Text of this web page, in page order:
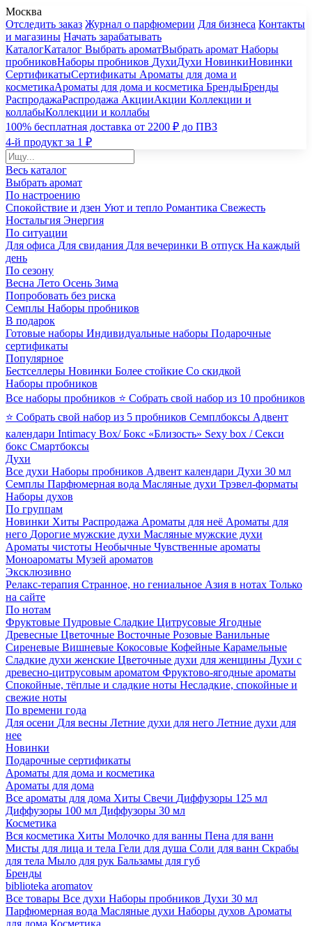
Москва
Отследить заказ Журнал о парфюмерии Для бизнеса Контакты
и магазины Начать зарабатывать
КаталогКаталог Выбрать ароматВыбрать аромат Наборы
пробниковНаборы пробников ДухиДухи НовинкиНовинки
СертификатыСертификаты Ароматы для дома и
косметикаАроматы для дома и косметика БрендыБренды
РаспродажаРаспродажа АкцииАкции Коллекции и
коллабыКоллекции и коллабы
100% бесплатная доставка от 2200 ₽ до ПВЗ
4-й продукт за 1 ₽
Весь каталог
Выбрать аромат
По настроению
Спокойствие и дзен Уют и тепло Романтика Свежесть
Ностальгия Энергия
По ситуации
Для офиса Для свидания Для вечеринки В отпуск На каждый
день
По сезону
Весна Лето Осень Зима
Попробовать без риска
Семплы Наборы пробников
В подарок
Готовые наборы Индивидуальные наборы Подарочные
сертификаты
Популярное
Бестселлеры Новинки Более стойкие Со скидкой
Наборы пробников
Все наборы пробников ⭐ Собрать свой набор из 10 пробников
⭐ Собрать свой набор из 5 пробников Семплбоксы Адвент
календари Intimacy Box/ Бокс «Близость» Sexy box / Секси
бокс Смартбоксы
Духи
Все духи Наборы пробников Адвент календари Духи 30 мл
Семплы Парфюмерная вода Масляные духи Трэвел-форматы
Наборы духов
По группам
Новинки Хиты Распродажа Ароматы для неё Ароматы для
него Дорогие мужские духи Масляные мужские духи
Ароматы чистоты Необычные Чувственные ароматы
Моноароматы Музей ароматов
Эксклюзивно
Релакс-терапия Странное, но гениальное Азия в нотах Только
на сайте
По нотам
Фруктовые Пудровые Сладкие Цитрусовые Ягодные
Древесные Цветочные Восточные Розовые Ванильные
Сиреневые Вишневые Кокосовые Кофейные Карамельные
Сладкие духи женские Цветочные духи для женщины Духи с
древесно-цитрусовым ароматом Фруктово-ягодные ароматы
Спокойные, тёплые и сладкие ноты Несладкие, спокойные и
свежие ноты
По времени года
Для осени Для весны Летние духи для него Летние духи для
нее
Новинки
Подарочные сертификаты
Ароматы для дома и косметика
Ароматы для дома
Все ароматы для дома Хиты Свечи Диффузоры 125 мл
Диффузоры 100 мл Диффузоры 30 мл
Косметика
Вся косметика Хиты Молочко для ванны Пена для ванн
Мисты для лица и тела Гели для душа Соли для ванн Скрабы
для тела Мыло для рук Бальзамы для губ
Бренды
biblioteka aromatov
Все товары Все духи Наборы пробников Духи 30 мл
Парфюмерная вода Масляные духи Наборы духов Ароматы
для дома Косметика